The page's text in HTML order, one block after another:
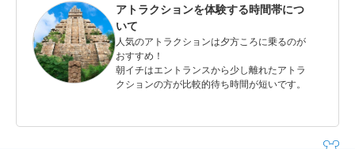
アトラクションを体験する時間帯につ
いて
人気のアトラクションは夕方ころに乗るのが
おすすめ！
朝イチはエントランスから少し離れたアトラ
クションの方が比較的待ち時間が短いです。